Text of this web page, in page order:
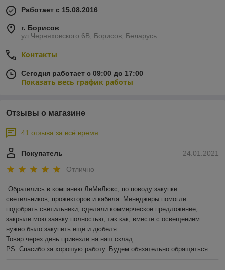
Работает с 15.08.2016
г. Борисов
ул.Черняховского 6В, Борисов, Беларусь
Контакты
Сегодня работает с 09:00 до 17:00
Показать весь график работы
Отзывы о магазине
41 отзыва за всё время
24.01.2021
Покупатель
Отлично
Обратились в компанию ЛеМиЛюкс, по поводу закупки
светильников, прожекторов и кабеля. Менеджеры помогли
подобрать светильники, сделали коммерческое предложение,
закрыли мою заявку полностью, так как, вместе с освещением
нужно было закупить ещё и дюбеля.
Товар через день привезли на наш склад.
PS. Спасибо за хорошую работу. Будем обязательно обращаться.